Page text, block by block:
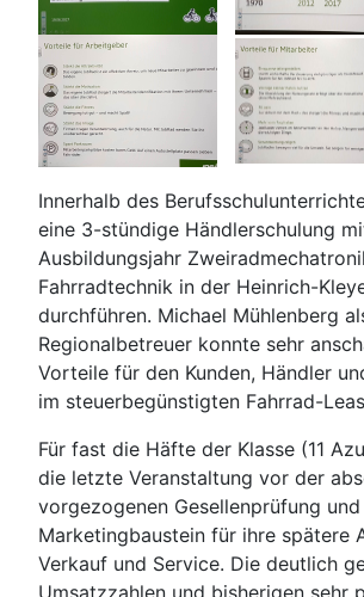
Innerhalb des
eine 3-stündige Händlerschulung
Ausbildungsjahr
Fahrradtechnik in der Heinrich-
durchführen. Michael Mühlenberg
Regionalbetreuer konnte sehr
Vorteile für den Kunden, Händler
im steuerbegünstigten Fahrrad-
Für fast die Häfte der Klasse (11
die letzte Veranstaltung vor der
vorgezogenen Gesellenprüfung
Marketingbaustein für ihre spätere
Verkauf und Service. Die deutlich